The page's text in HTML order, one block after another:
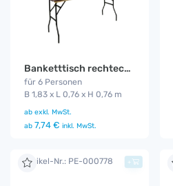
Banketttisch rechteckig 1,83 m
für 6 Personen
B 1,83 x L 0,76 x H 0,76 m
ab exkl. MwSt.
ab 7,74 € inkl. MwSt.
Artikel-Nr.: PE-000778 +